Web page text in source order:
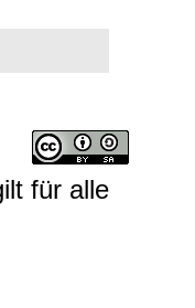
für alle